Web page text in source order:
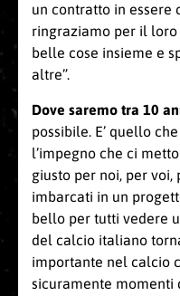
un contratto in essere
ringraziamo per il
belle cose insieme e
altre”.
Dove saremo tra 10
possibile. E’ quello
l’impegno che ci
giusto per noi, per voi,
imbarcati in un
bello per tutti vedere
del calcio italiano
importante nel calcio
sicuramente momenti